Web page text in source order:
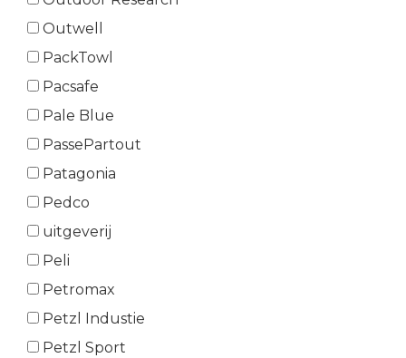
Outwell
PackTowl
Pacsafe
Pale Blue
PassePartout
Patagonia
Pedco
uitgeverij
Peli
Petromax
Petzl Industie
Petzl Sport